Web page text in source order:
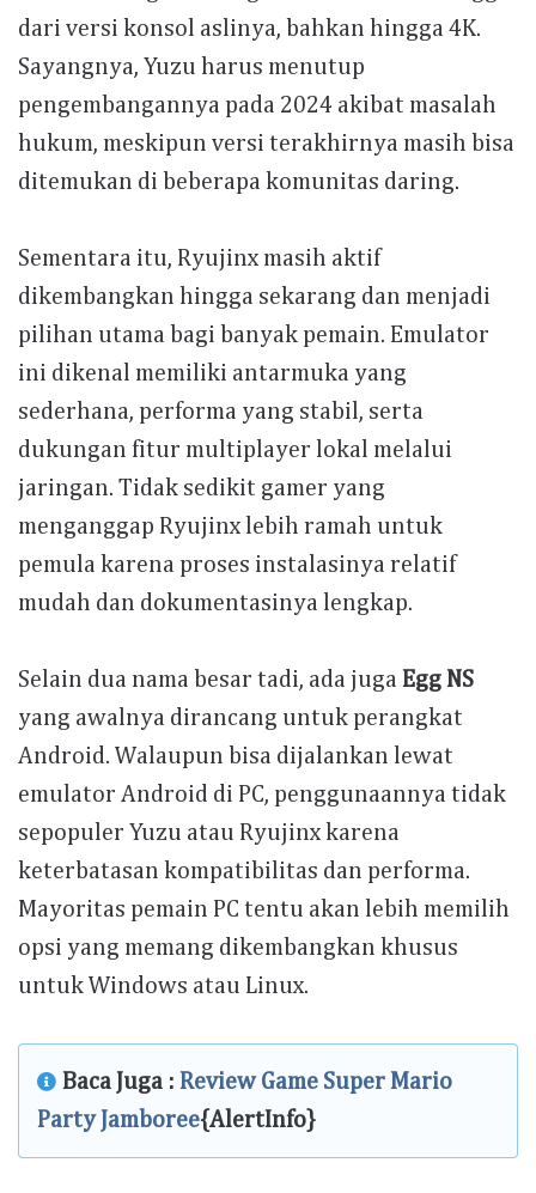
dari versi konsol aslinya, bahkan hingga 4K.
Sayangnya, Yuzu harus menutup
pengembangannya pada 2024 akibat masalah
hukum, meskipun versi terakhirnya masih bisa
ditemukan di beberapa komunitas daring.
Sementara itu, Ryujinx masih aktif
dikembangkan hingga sekarang dan menjadi
pilihan utama bagi banyak pemain. Emulator
ini dikenal memiliki antarmuka yang
sederhana, performa yang stabil, serta
dukungan fitur multiplayer lokal melalui
jaringan. Tidak sedikit gamer yang
menganggap Ryujinx lebih ramah untuk
pemula karena proses instalasinya relatif
mudah dan dokumentasinya lengkap.
Selain dua nama besar tadi, ada juga Egg NS
yang awalnya dirancang untuk perangkat
Android. Walaupun bisa dijalankan lewat
emulator Android di PC, penggunaannya tidak
sepopuler Yuzu atau Ryujinx karena
keterbatasan kompatibilitas dan performa.
Mayoritas pemain PC tentu akan lebih memilih
opsi yang memang dikembangkan khusus
untuk Windows atau Linux.
Baca Juga : Review Game Super Mario
Party Jamboree{AlertInfo}